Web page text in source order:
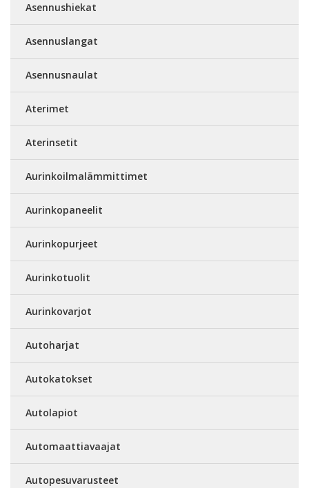
Asennushiekat
Asennuslangat
Asennusnaulat
Aterimet
Aterinsetit
Aurinkoilmalämmittimet
Aurinkopaneelit
Aurinkopurjeet
Aurinkotuolit
Aurinkovarjot
Autoharjat
Autokatokset
Autolapiot
Automaattiavaajat
Autopesuvarusteet